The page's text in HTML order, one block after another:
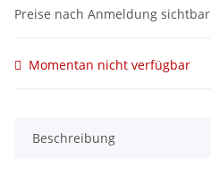
Preise nach Anmeldung sichtbar
Momentan nicht verfügbar
Beschreibung